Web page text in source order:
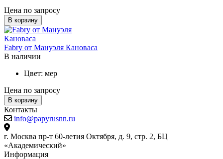
Контакты
info@papyrusnn.ru
г. Москва пр-т 60-летия Октября, д. 9, стр. 2, БЦ
«Академический»
Информация